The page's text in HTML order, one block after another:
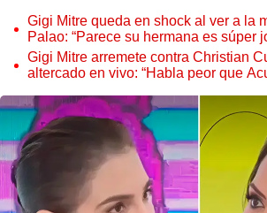
Gigi Mitre queda en shock al ver a la
Palao: “Parece su hermana es súper
Gigi Mitre arremete contra Christian
altercado en vivo: “Habla peor que